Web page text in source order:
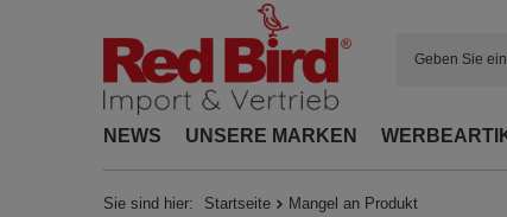
NEWS UNSERE MARKEN
Sie sind hier: Startseite Mangel an Produkt